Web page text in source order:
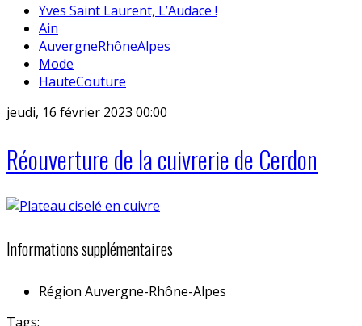
Yves Saint Laurent, L’Audace !
Ain
AuvergneRhôneAlpes
Mode
HauteCouture
jeudi, 16 février 2023 00:00
Réouverture de la cuivrerie de Cerdon
Informations supplémentaires
Région Auvergne-Rhône-Alpes
Tags: